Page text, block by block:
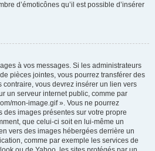
d’émoticônes qu’il est possible d’insérer
à vos messages. Si les administrateurs
pièces jointes, vous pourrez transférer des
contraire, vous devrez insérer un lien vers
un serveur internet public, comme par
mon-image.gif ». Vous ne pourrez
images présentes sur votre propre
que celui-ci soit en lui-même un
vers des images hébergées derrière un
comme par exemple les services de